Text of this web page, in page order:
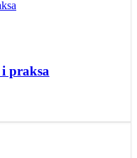
praksa